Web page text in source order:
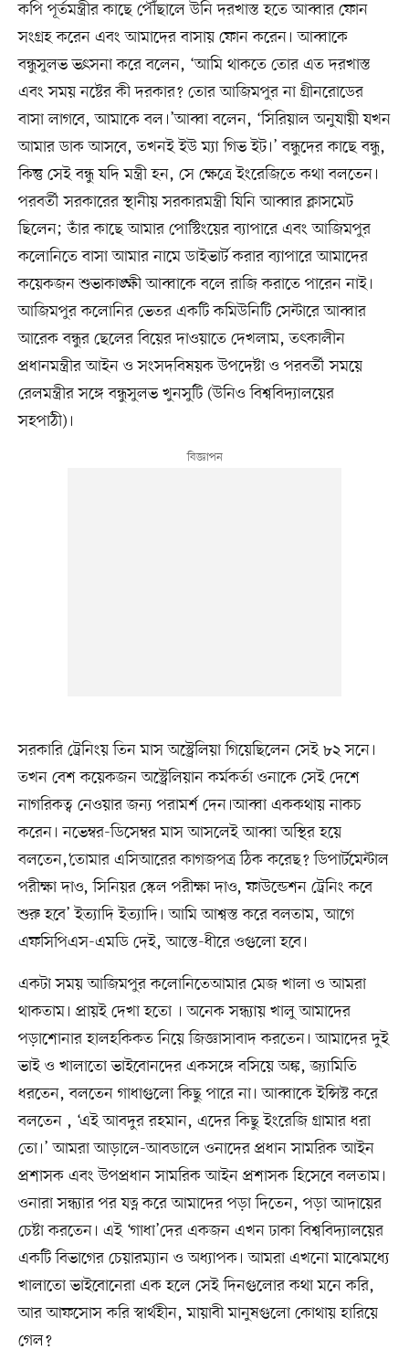
কপি পূর্তমন্ত্রীর কাছে পৌঁছালে উনি দরখাস্ত হতে আব্বার ফোন
সংগ্রহ করেন এবং আমাদের বাসায় ফোন করেন। আব্বাকে
বন্ধুসুলভ ভর্ৎসনা করে বলেন, ‘আমি থাকতে তোর এত দরখাস্ত
এবং সময় নষ্টের কী দরকার? তোর আজিমপুর না গ্রীনরোডের
বাসা লাগবে, আমাকে বল।’আব্বা বলেন, ‘সিরিয়াল অনুযায়ী যখন
আমার ডাক আসবে, তখনই ইউ ম্যা গিভ ইট।’ বন্ধুদের কাছে বন্ধু,
কিন্তু সেই বন্ধু যদি মন্ত্রী হন, সে ক্ষেত্রে ইংরেজিতে কথা বলতেন।
পরবর্তী সরকারের স্থানীয় সরকারমন্ত্রী যিনি আব্বার ক্লাসমেট
ছিলেন; তাঁর কাছে আমার পোস্টিংয়ের ব্যাপারে এবং আজিমপুর
কলোনিতে বাসা আমার নামে ডাইভার্ট করার ব্যাপারে আমাদের
কয়েকজন শুভাকাঙ্ক্ষী আব্বাকে বলে রাজি করাতে পারেন নাই।
আজিমপুর কলোনির ভেতর একটি কমিউনিটি সেন্টারে আব্বার
আরেক বন্ধুর ছেলের বিয়ের দাওয়াতে দেখলাম, তৎকালীন
প্রধানমন্ত্রীর আইন ও সংসদবিষয়ক উপদেষ্টা ও পরবর্তী সময়ে
রেলমন্ত্রীর সঙ্গে বন্ধুসুলভ খুনসুটি (উনিও বিশ্ববিদ্যালয়ের
সহপাঠী)।
সরকারি ট্রেনিংয় তিন মাস অস্ট্রেলিয়া গিয়েছিলেন সেই ৮২ সনে।
তখন বেশ কয়েকজন অস্ট্রেলিয়ান কর্মকর্তা ওনাকে সেই দেশে
নাগরিকত্ব নেওয়ার জন্য পরামর্শ দেন।আব্বা এককথায় নাকচ
করেন। নভেম্বর-ডিসেম্বর মাস আসলেই আব্বা অস্থির হয়ে
বলতেন,‘তোমার এসিআরের কাগজপত্র ঠিক করেছ? ডিপার্টমেন্টাল
পরীক্ষা দাও, সিনিয়র স্কেল পরীক্ষা দাও, ফাউন্ডেশন ট্রেনিং কবে
শুরু হবে’ ইত্যাদি ইত্যাদি। আমি আশ্বস্ত করে বলতাম, আগে
এফসিপিএস-এমডি দেই, আস্তে-ধীরে ওগুলো হবে।
একটা সময় আজিমপুর কলোনিতেআমার মেজ খালা ও আমরা
থাকতাম। প্রায়ই দেখা হতো । অনেক সন্ধ্যায় খালু আমাদের
পড়াশোনার হালহকিকত নিয়ে জিজ্ঞাসাবাদ করতেন। আমাদের দুই
ভাই ও খালাতো ভাইবোনদের একসঙ্গে বসিয়ে অঙ্ক, জ্যামিতি
ধরতেন, বলতেন গাধাগুলো কিছু পারে না। আব্বাকে ইন্সিস্ট করে
বলতেন , ‘এই আবদুর রহমান, এদের কিছু ইংরেজি গ্রামার ধরা
তো।’ আমরা আড়ালে-আবডালে ওনাদের প্রধান সামরিক আইন
প্রশাসক এবং উপপ্রধান সামরিক আইন প্রশাসক হিসেবে বলতাম।
ওনারা সন্ধ্যার পর যত্ন করে আমাদের পড়া দিতেন, পড়া আদায়ের
চেষ্টা করতেন। এই ‘গাধা’দের একজন এখন ঢাকা বিশ্ববিদ্যালয়ের
একটি বিভাগের চেয়ারম্যান ও অধ্যাপক। আমরা এখনো মাঝেমধ্যে
খালাতো ভাইবোনেরা এক হলে সেই দিনগুলোর কথা মনে করি,
আর আফসোস করি স্বার্থহীন, মায়াবী মানুষগুলো কোথায় হারিয়ে
গেল?